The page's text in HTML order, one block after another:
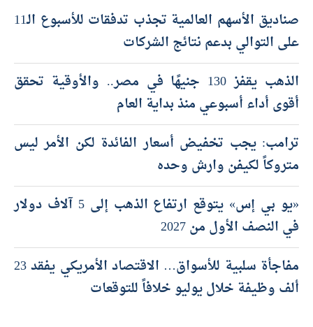
صناديق الأسهم العالمية تجذب تدفقات للأسبوع الـ11
على التوالي بدعم نتائج الشركات
الذهب يقفز 130 جنيهًا في مصر.. والأوقية تحقق
أقوى أداء أسبوعي منذ بداية العام
ترامب: يجب تخفيض أسعار الفائدة لكن الأمر ليس
متروكاً لكيفن وارش وحده
«يو بي إس» يتوقع ارتفاع الذهب إلى 5 آلاف دولار
في النصف الأول من 2027
مفاجأة سلبية للأسواق… الاقتصاد الأمريكي يفقد 23
ألف وظيفة خلال يوليو خلافاً للتوقعات